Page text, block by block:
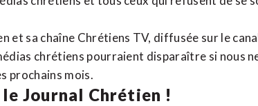
et sa chaîne Chrétiens TV, diffusée sur le
chrétiens pourraient disparaître si nous
prochains mois.
Journal Chrétien !